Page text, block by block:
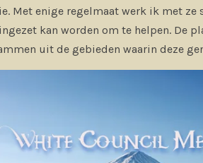
Met enige regelmaat werk ik met ze
kan worden om te helpen. De
uit de gebieden waarin deze